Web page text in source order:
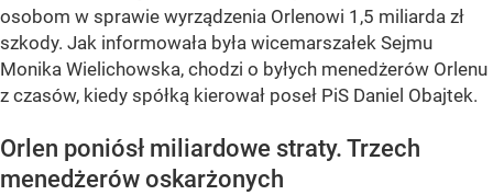
osobom w sprawie wyrządzenia Orlenowi 1,5 miliarda zł
szkody. Jak informowała była wicemarszałek Sejmu
Monika Wielichowska, chodzi o byłych menedżerów Orlenu
z czasów, kiedy spółką kierował poseł PiS Daniel Obajtek.
Orlen poniósł miliardowe straty. Trzech
menedżerów oskarżonych